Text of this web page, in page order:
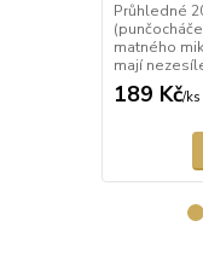
Průhledné
matného
mají
189 Kč/ks